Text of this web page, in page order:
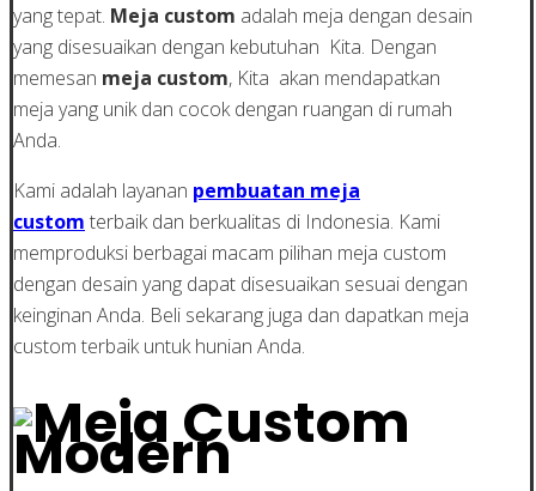
yang tepat. Meja custom adalah meja dengan desain
yang disesuaikan dengan kebutuhan Kita. Dengan
memesan meja custom, Kita akan mendapatkan
meja yang unik dan cocok dengan ruangan di rumah
Anda.
Kami adalah layanan pembuatan meja
custom terbaik dan berkualitas di Indonesia. Kami
memproduksi berbagai macam pilihan meja custom
dengan desain yang dapat disesuaikan sesuai dengan
keinginan Anda. Beli sekarang juga dan dapatkan meja
custom terbaik untuk hunian Anda.